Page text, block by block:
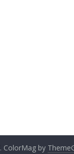
. ColorMag by